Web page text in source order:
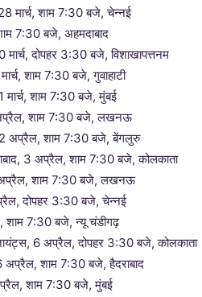
मार्च, शाम 7:30 बजे, चेन्नई
7:30 बजे, अहमदाबाद
दोपहर 3:30 बजे, विशाखापत्तनम
शाम 7:30 बजे, गुवाहाटी
मार्च, शाम 7:30 बजे, मुंबई
शाम 7:30 बजे, लखनऊ
2 अप्रैल, शाम 7:30 बजे, बेंगलुरु
3 अप्रैल, शाम 7:30 बजे, कोलकाता
शाम 7:30 बजे, लखनऊ
दोपहर 3:30 बजे, चेन्नई
शाम 7:30 बजे, न्यू चंडीगढ़
6 अप्रैल, दोपहर 3:30 बजे, कोलकाता
अप्रैल, शाम 7:30 बजे, हैदराबाद
शाम 7:30 बजे, मुंबई